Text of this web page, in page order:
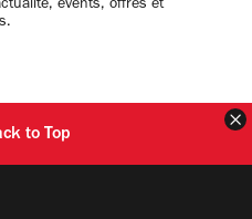
évents, offres et
to Top